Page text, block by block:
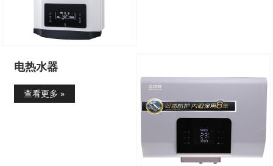
电热水器
查看更多 »